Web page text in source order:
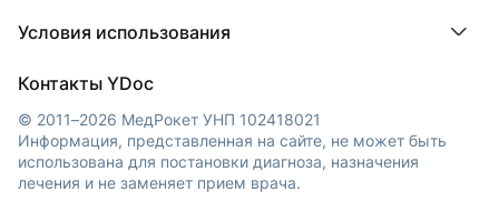
Регионы
Клиники
Условия использования
Публикация материалов
Обработка персональных данных
Контакты YDoc
© 2011–2026 МедРокет УНП 102418021
Информация, представленная на сайте, не может быть
использована для постановки диагноза, назначения
лечения и не заменяет прием врача.